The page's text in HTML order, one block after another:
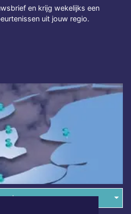
en krijg wekelijks een
uit jouw regio.